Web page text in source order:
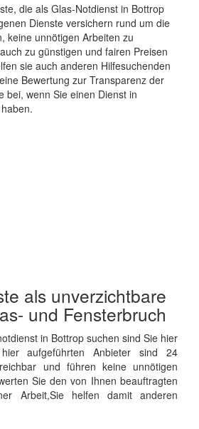
die als Glas-Notdienst in Bottrop
Dienste versichern rund um die
keine unnötigen Arbeiten zu
zu günstigen und fairen Preisen
sie auch anderen Hilfesuchenden
Bewertung zur Transparenz der
bei, wenn Sie einen Dienst in
als unverzichtbare
und Fensterbruch
in Bottrop suchen sind Sie hier
aufgeführten Anbieter sind 24
und führen keine unnötigen
Sie den von Ihnen beauftragten
Arbeit,Sie helfen damit anderen